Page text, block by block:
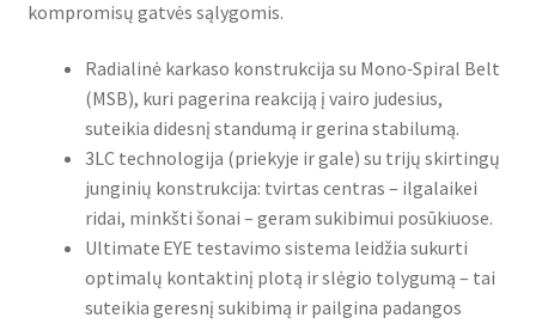
kompromisų gatvės sąlygomis.
Radialinė karkaso konstrukcija su Mono‑Spiral Belt
(MSB), kuri pagerina reakciją į vairo judesius,
suteikia didesnį standumą ir gerina stabilumą.
3LC technologija (priekyje ir gale) su trijų skirtingų
junginių konstrukcija: tvirtas centras – ilgalaikei
ridai, minkšti šonai – geram sukibimui posūkiuose.
Ultimate EYE testavimo sistema leidžia sukurti
optimalų kontaktinį plotą ir slėgio tolygumą – tai
suteikia geresnį sukibimą ir pailgina padangos